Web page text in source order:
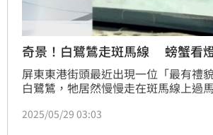
奇景！白鷺鷥走斑馬線 螃蟹看
屏東東港街頭最近出現一位「最有禮
白鷺鷥，牠居然慢慢走在斑馬線上過
啊！」 不只如此，高雄岡山也鬧出笑
2025/05/29 03:03